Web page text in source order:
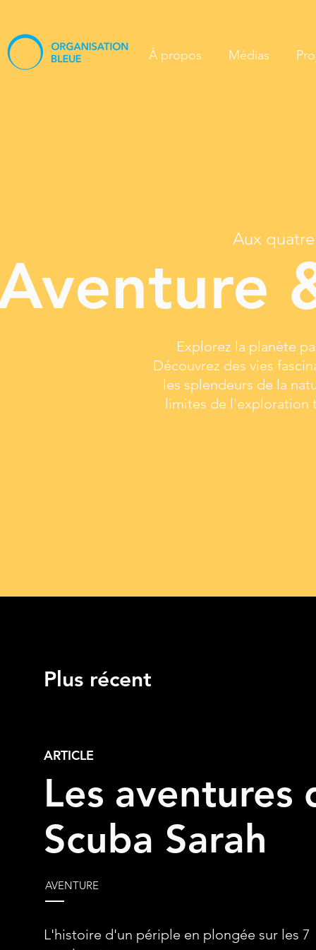
À propos Médias
Aux
Explorez la planète
Découvrez des vies
les splendeurs de la
limites de l'exploration
Plus récent
ARTICLE
Les aventures
Scuba Sarah
AVENTURE
L'histoire d'un périple en plongée sur les 7